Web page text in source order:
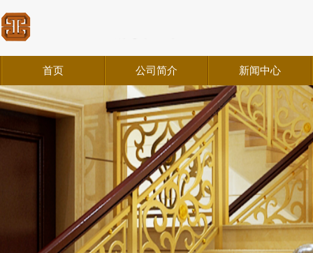
首页 公司简介 新闻中心